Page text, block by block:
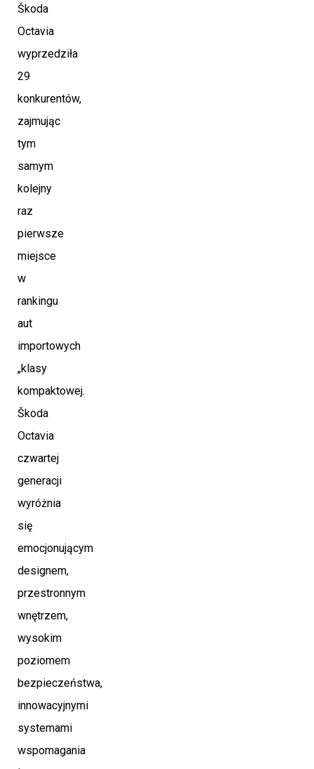
Škoda
Octavia
wyprzedziła
29
konkurentów,
zajmując
tym
samym
kolejny
raz
pierwsze
miejsce
w
rankingu
aut
importowych
„klasy
kompaktowej.
Škoda
Octavia
czwartej
generacji
wyróżnia
się
emocjonującym
designem,
przestronnym
wnętrzem,
wysokim
poziomem
bezpieczeństwa,
innowacyjnymi
systemami
wspomagania